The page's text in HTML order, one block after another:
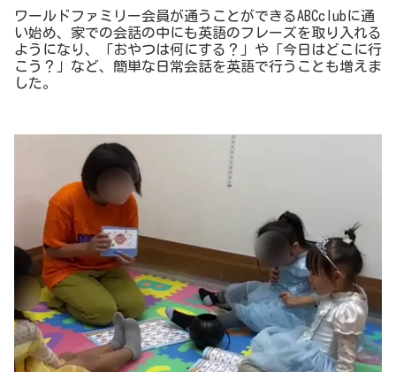
ワールドファミリー会員が通うことができるABCclubに通
い始め、家での会話の中にも英語のフレーズを取り入れる
ようになり、「おやつは何にする？」や「今日はどこに行
こう？」など、簡単な日常会話を英語で行うことも増えま
した。